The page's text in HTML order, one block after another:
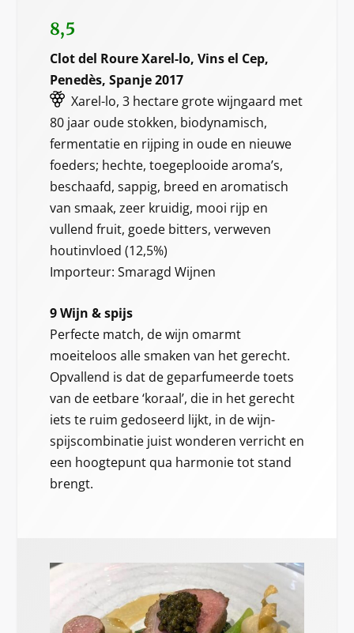
8,5
Clot del Roure Xarel-lo, Vins el Cep,
Penedès, Spanje 2017
Xarel-lo, 3 hectare grote wijngaard met
80 jaar oude stokken, biodynamisch,
fermentatie en rijping in oude en nieuwe
foeders; hechte, toegeplooide aroma’s,
beschaafd, sappig, breed en aromatisch
van smaak, zeer kruidig, mooi rijp en
vullend fruit, goede bitters, verweven
houtinvloed (12,5%)
Importeur: Smaragd Wijnen
9 Wijn & spijs
Perfecte match, de wijn omarmt
moeiteloos alle smaken van het gerecht.
Opvallend is dat de geparfumeerde toets
van de eetbare ‘koraal’, die in het gerecht
iets te ruim gedoseerd lijkt, in de wijn-
spijscombinatie juist wonderen verricht en
een hoogtepunt qua harmonie tot stand
brengt.